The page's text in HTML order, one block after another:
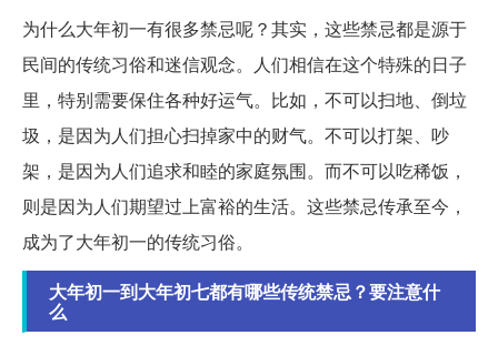
为什么大年初一有很多禁忌呢？其实，这些禁忌都是源于
民间的传统习俗和迷信观念。人们相信在这个特殊的日子
里，特别需要保住各种好运气。比如，不可以扫地、倒垃
圾，是因为人们担心扫掉家中的财气。不可以打架、吵
架，是因为人们追求和睦的家庭氛围。而不可以吃稀饭，
则是因为人们期望过上富裕的生活。这些禁忌传承至今，
成为了大年初一的传统习俗。
大年初一到大年初七都有哪些传统禁忌？要注意什
么